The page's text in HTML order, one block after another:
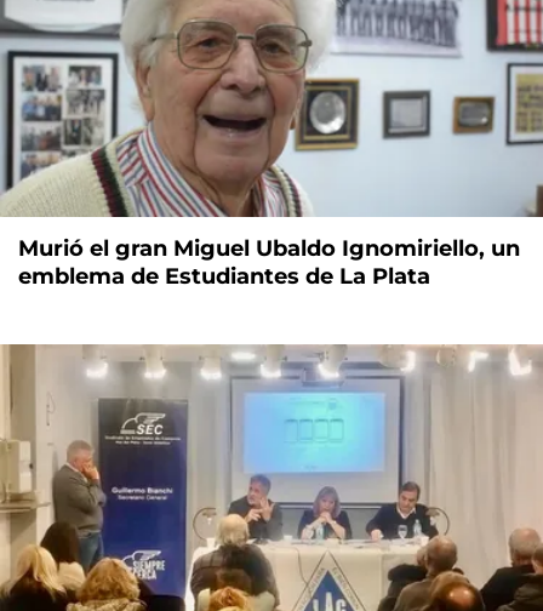
Murió el gran Miguel Ubaldo Ignomiriello, un
emblema de Estudiantes de La Plata